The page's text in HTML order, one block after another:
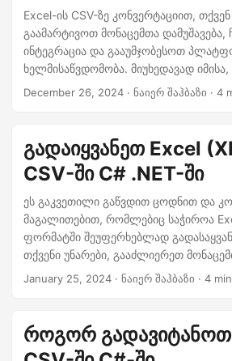
Excel-ის CSV-ზე კონვერტაციით,
გაამარტივოთ მონაცემთა
ინტეგრაცია და გააუმჯობესოთ
ხელმისაწვდომობა. მიუხედავად
სამუშაო ნაკადებს თუ ახორციელებთ
კონვერტაციას.
December 26, 2024 · ნაიერ შაჰბაზი · 4
გადაიყვანეთ Excel
CSV-ში C# .NET-ში
ეს გაკვეთილი გაწვდით ცოდნით და
მაგალითებით, რომლებიც საჭიროა
ფორმატში შეუფერხებლად
თქვენი უნარები, გააძლიერეთ
ურთიერთშემცვლელობა და
January 25, 2024 · ნაიერ შაჰბაზი · 4 min
როგორ გადავიტანოთ